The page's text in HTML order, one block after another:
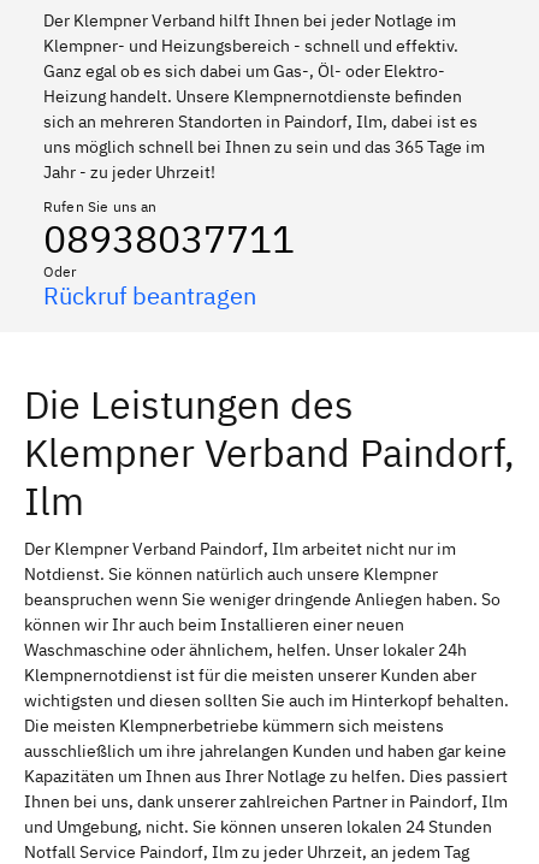
Der Klempner Verband hilft Ihnen bei jeder Notlage im
Klempner- und Heizungsbereich - schnell und effektiv.
Ganz egal ob es sich dabei um Gas-, Öl- oder Elektro-
Heizung handelt. Unsere Klempnernotdienste befinden
sich an mehreren Standorten in Paindorf, Ilm, dabei ist es
uns möglich schnell bei Ihnen zu sein und das 365 Tage im
Jahr - zu jeder Uhrzeit!
Rufen Sie uns an
08938037711
Oder
Rückruf beantragen
Die Leistungen des
Klempner Verband Paindorf,
Ilm
Der Klempner Verband Paindorf, Ilm arbeitet nicht nur im
Notdienst. Sie können natürlich auch unsere Klempner
beanspruchen wenn Sie weniger dringende Anliegen haben. So
können wir Ihr auch beim Installieren einer neuen
Waschmaschine oder ähnlichem, helfen. Unser lokaler 24h
Klempnernotdienst ist für die meisten unserer Kunden aber
wichtigsten und diesen sollten Sie auch im Hinterkopf behalten.
Die meisten Klempnerbetriebe kümmern sich meistens
ausschließlich um ihre jahrelangen Kunden und haben gar keine
Kapazitäten um Ihnen aus Ihrer Notlage zu helfen. Dies passiert
Ihnen bei uns, dank unserer zahlreichen Partner in Paindorf, Ilm
und Umgebung, nicht. Sie können unseren lokalen 24 Stunden
Notfall Service Paindorf, Ilm zu jeder Uhrzeit, an jedem Tag